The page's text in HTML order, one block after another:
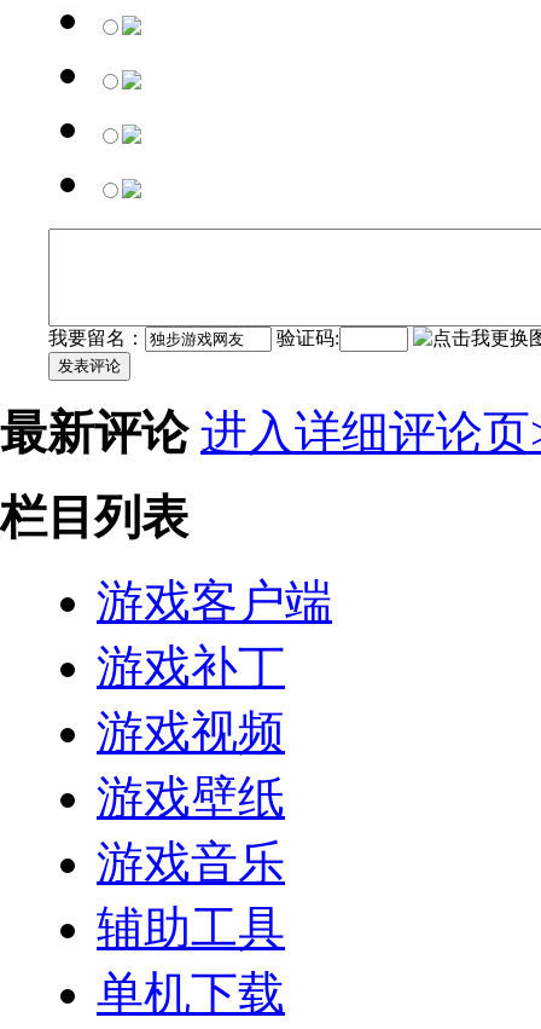
我要留名： 验证码:
发表评论
最新评论 进入详细评论页
栏目列表
游戏客户端
游戏补丁
游戏视频
游戏壁纸
游戏音乐
辅助工具
单机下载